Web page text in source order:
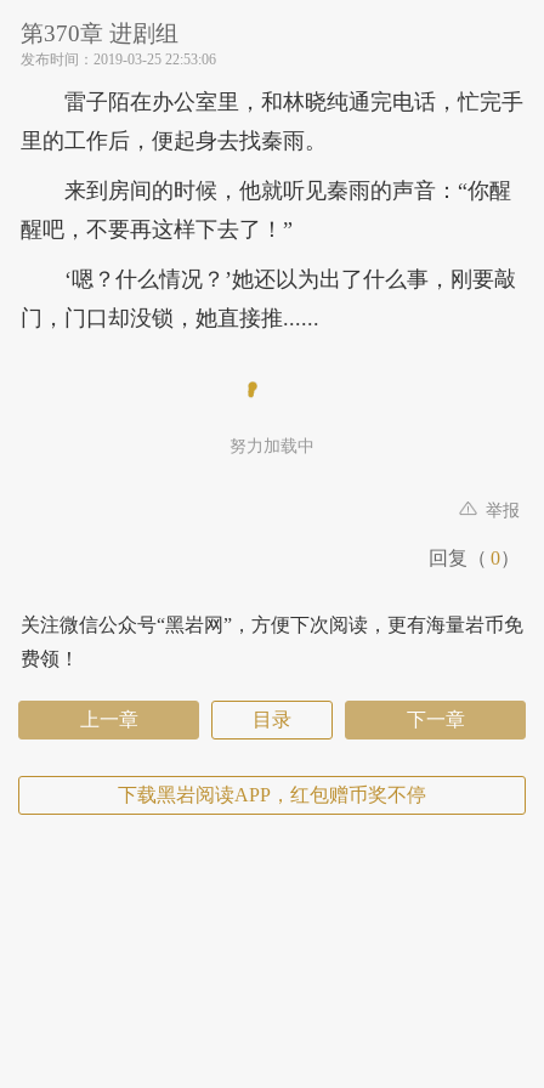
第370章 进剧组
发布时间： 2019-03-25 22:53:06
雷子陌在办公室里，和林晓纯通完电话，忙完手
里的工作后，便起身去找秦雨。
来到房间的时候，他就听见秦雨的声音：“你醒
醒吧，不要再这样下去了！”
‘嗯？什么情况？’她还以为出了什么事，刚要敲
门，门口却没锁，她直接推......
努力加载中
举报
回复（ 0）
关注微信公众号“黑岩网”，方便下次阅读，更有海量岩币免
费领！
上一章 目录 下一章
下载黑岩阅读APP，红包赠币奖不停